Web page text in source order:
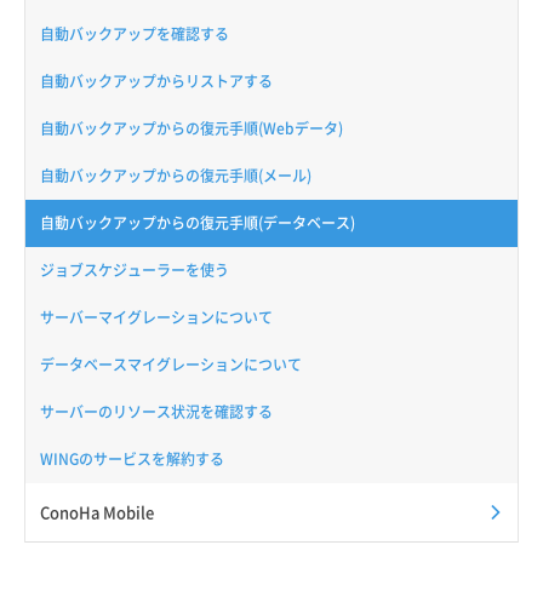
自動バックアップを確認する
自動バックアップからリストアする
自動バックアップからの復元手順(Webデータ)
自動バックアップからの復元手順(メール)
自動バックアップからの復元手順(データベース)
ジョブスケジューラーを使う
サーバーマイグレーションについて
データベースマイグレーションについて
サーバーのリソース状況を確認する
WINGのサービスを解約する
ConoHa Mobile